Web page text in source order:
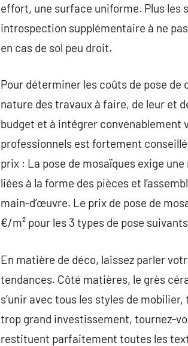
effort, une surface uniforme. Plus les
introspection supplémentaire à ne
en cas de sol peu droit.
Pour déterminer les coûts de pose
nature des travaux à faire, de leur et
budget et à intégrer convenablement
professionnels est fortement
prix : La pose de mosaïques exige
liées à la forme des pièces et
main-d’œuvre. Le prix de pose de
€/m² pour les 3 types de pose
En matière de déco, laissez parler
tendances. Côté matières, le grès
s’unir avec tous les styles de
trop grand investissement, tournez-
restituent parfaitement toutes les